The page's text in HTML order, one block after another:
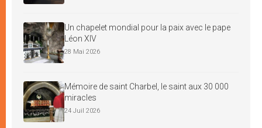
Un chapelet mondial pour la paix avec le pape
Léon XIV
28 Mai 2026
Mémoire de saint Charbel, le saint aux 30 000
miracles
24 Juil 2026